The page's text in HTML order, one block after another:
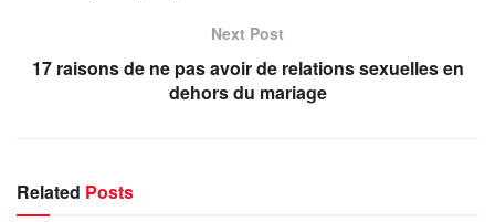
Next Post
17 raisons de ne pas avoir de relations sexuelles en
dehors du mariage
Related Posts